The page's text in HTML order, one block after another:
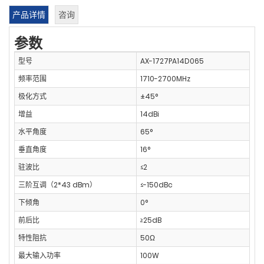
产品详情 咨询
参数
型号
AX-1727PA14D065
频率范围
1710-2700MHz
极化方式
±45°
增益
14dBi
水平角度
65°
垂直角度
16°
驻波比
≤2
三阶互调（2*43 dBm）
≤-150dBc
下倾角
0°
前后比
≥25dB
特性阻抗
50Ω
最大输入功率
100W